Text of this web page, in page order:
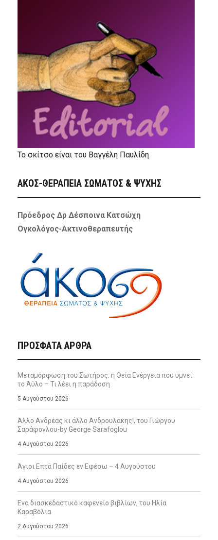
Το σκίτσο είναι του Βαγγέλη Παυλίδη
ΑΚΟΣ-ΘΕΡΑΠΕΙΑ ΣΩΜΑΤΟΣ & ΨΥΧΗΣ
Πρόεδρος Δρ Δέσποινα Κατσώχη
Ογκολόγος-Ακτινοθεραπευτής
ΠΡΌΣΦΑΤΑ ΆΡΘΡΑ
Μεταμόρφωση του Σωτήρος: η Θεία Ενέργεια που υμνεί
το Άϋλο – Τι λέει η παράδοση
5 Αυγούστου 2026
Άλλο Ανδρέας κι άλλο Ανδρουλάκης!, του Γιώργου
Σαράφογλου-by George Sarafoglou
4 Αυγούστου 2026
Άγιοι Επτά Παίδες εν Εφέσω – 4 Αυγούστου
4 Αυγούστου 2026
Ενα διασκεδαστικό καφενείο βιβλίων, του Ηλία
Καραβόλια
2 Αυγούστου 2026